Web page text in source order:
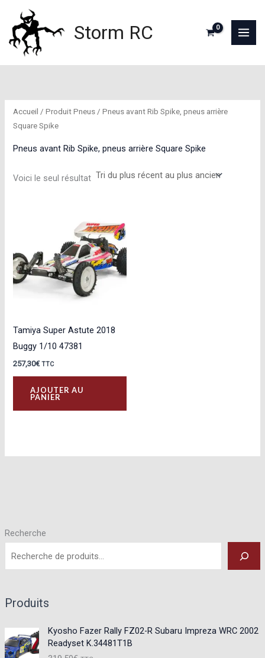
contenu
Storm RC
Recherche
Produits
Kyosho Fazer Rally FZ02-R Subaru Impreza WRC 2002
Readyset K.34481T1B
Accueil / Produit Pneus / Pneus avant Rib Spike, pneus arrière
Square Spike
Pneus avant Rib Spike, pneus arrière Square Spike
Voici le seul résultat
Tamiya Super Astute 2018
Buggy 1/10 47381
257,30€ TTC
AJOUTER AU
PANIER